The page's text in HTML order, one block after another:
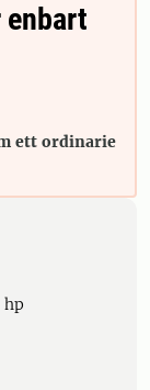
ett ordinarie
hp